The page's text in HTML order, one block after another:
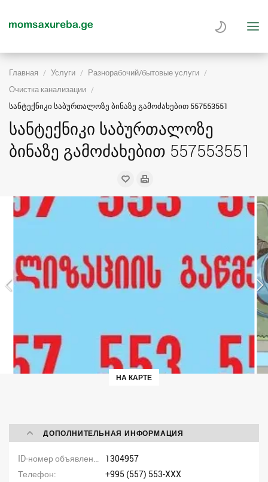
Главная Услуги
Разнорабочий/бытовые услуги
Очистка канализации
სანტექნიკი საბურთალოზე ბინაზე გამოძახებით 557553551
სანტექნიკი საბურთალოზე
ბინაზე გამოძახებით 557553551
НА КАРТЕ
ДОПОЛНИТЕЛЬНАЯ ИНФОРМАЦИЯ
1304957
Телефон
+995 (557) 553-XXX